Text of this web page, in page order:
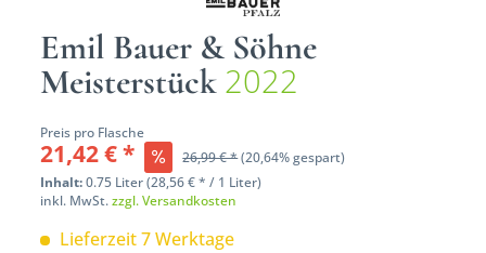
Emil Bauer & Söhne
Meisterstück 2022
Preis pro Flasche
21,42 € * 26,99 € *(20,64% gespart)
Inhalt:0.75 Liter (28,56 € * / 1 Liter)
inkl. MwSt.zzgl. Versandkosten
Lieferzeit 7 Werktage